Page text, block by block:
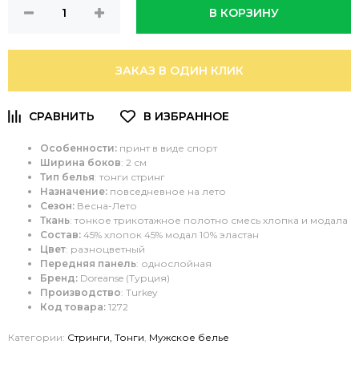
В КОРЗИНУ
ЗАКАЗ В ОДИН КЛИК
Особенности: принт в виде спорт
Ширина боков: 2 см
Тип белья: тонги стринг
Назначение: повседневное на лето
Сезон: Весна-Лето
Ткань: тонкое трикотажное полотно смесь хлопка и модала
Состав: 45% хлопок 45% модал 10% эластан
Цвет: разноцветный
Передняя панель: однослойная
Бренд: Doreanse (Турция)
Производство: Turkey
Код товара: 1272
Категории: Стринги, Тонги, Мужское белье